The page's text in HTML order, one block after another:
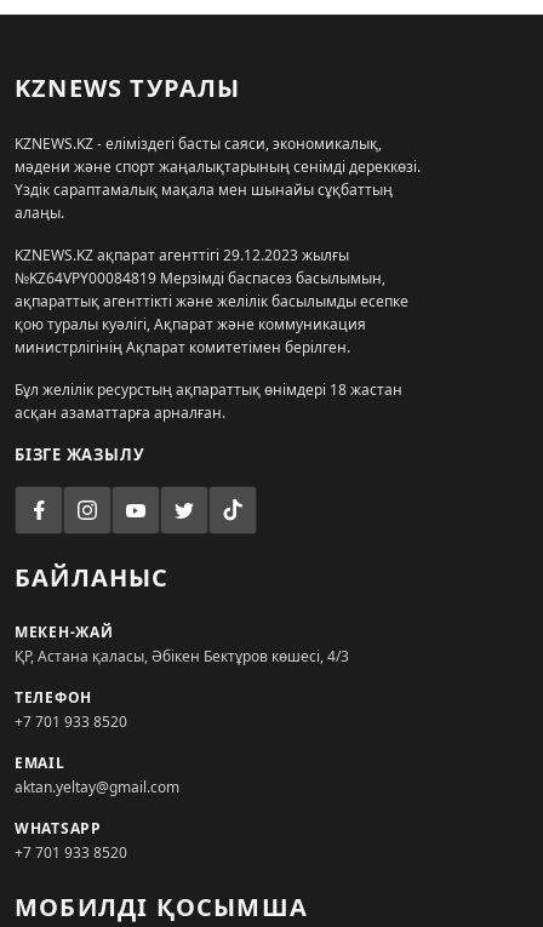
KZNEWS ТУРАЛЫ
KZNEWS.KZ - еліміздегі басты саяси, экономикалық,
мәдени және спорт жаңалықтарының сенімді дереккөзі.
Үздік сараптамалық мақала мен шынайы сұқбаттың
алаңы.
KZNEWS.KZ ақпарат агенттігі 29.12.2023 жылғы
№KZ64VPY00084819 Мерзімді баспасөз басылымын,
ақпараттық агенттікті және желілік басылымды есепке
қою туралы куәлігі, Ақпарат және коммуникация
министрлігінің Ақпарат комитетімен берілген.
Бұл желілік ресурстың ақпараттық өнімдері 18 жастан
асқан азаматтарға арналған.
БІЗГЕ ЖАЗЫЛУ
БАЙЛАНЫС
МЕКЕН-ЖАЙ
ҚР, Астана қаласы, Әбікен Бектұров көшесі, 4/3
ТЕЛЕФОН
+7 701 933 8520
EMAIL
aktan.yeltay@gmail.com
WHATSAPP
+7 701 933 8520
МОБИЛДІ ҚОСЫМША